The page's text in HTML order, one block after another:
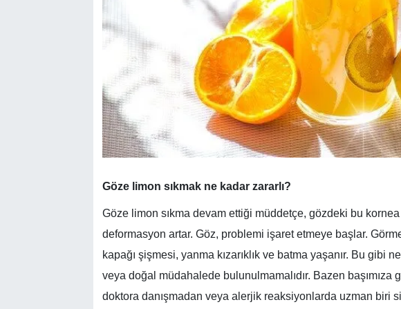
Göze limon sıkmak ne kadar zararlı?
Göze limon sıkma devam ettiği müddetçe, gözdeki bu
deformasyon artar. Göz, problemi işaret etmeye başlar.
kapağı şişmesi, yanma kızarıklık ve batma yaşanır. Bu gibi
veya doğal müdahalede bulunulmamalıdır. Bazen
doktora danışmadan veya alerjik reaksiyonlarda uzman biri